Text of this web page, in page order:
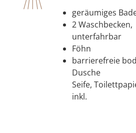
geräumiges
2 Waschbecken,
unterfahrbar
Föhn
barrierefreie
Dusche
Seife,
inkl.